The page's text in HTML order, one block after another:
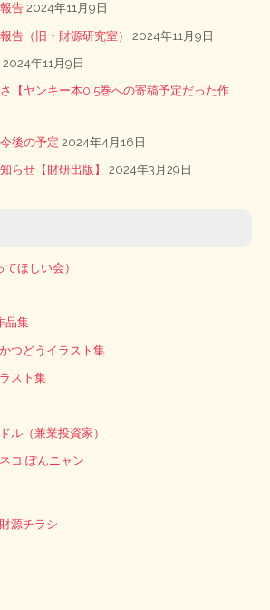
告 2024年11月9日
告（旧・財源研究室） 2024年11月9日
2024年11月9日
【ヤンキー本0.5巻への寄稿予定だった作
後の予定 2024年4月16日
らせ【財研出版】 2024年3月29日
ほしい会）
品集
つどうイラスト集
スト集
ル（兼業投資家）
コ ぽんニャン
源チラシ